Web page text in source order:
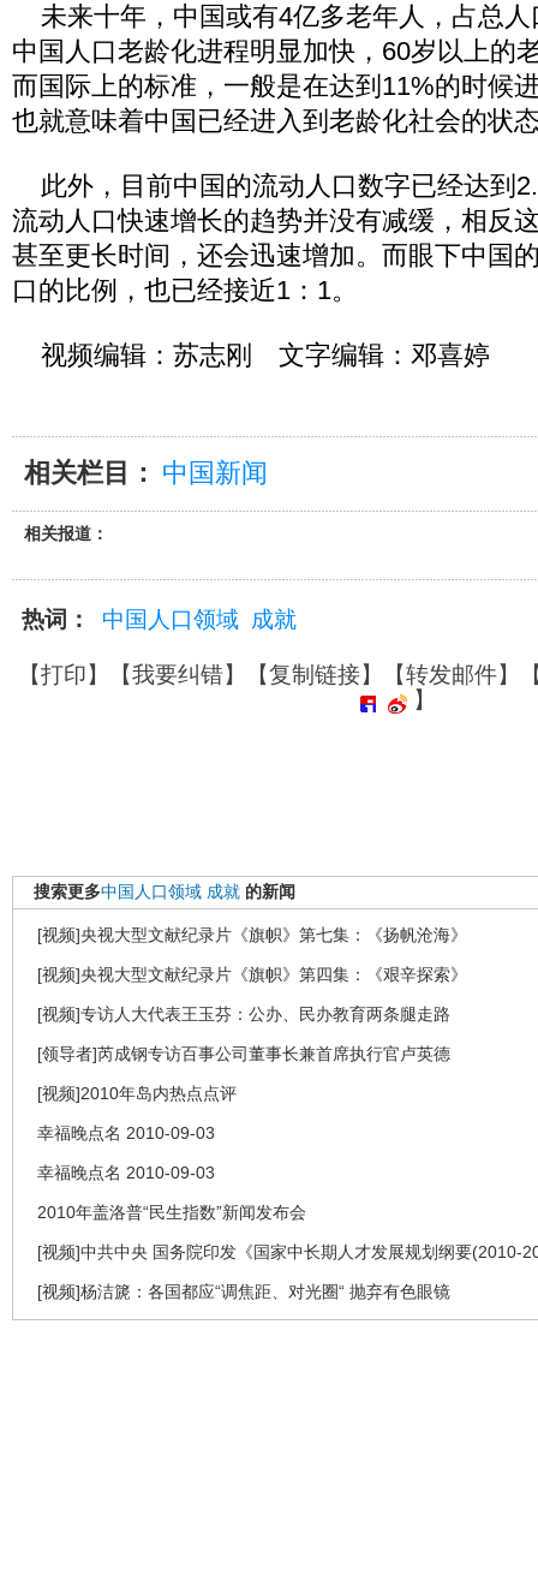
未来十年，中国或有4亿多老年人，占总人
中国人口老龄化进程明显加快，60岁以上的
而国际上的标准，一般是在达到11%的时候
也就意味着中国已经进入到老龄化社会的状
此外，目前中国的流动人口数字已经达到
流动人口快速增长的趋势并没有减缓，相反
甚至更长时间，还会迅速增加。而眼下中国
口的比例，也已经接近1：1。
视频编辑：苏志刚 文字编辑：邓喜婷
相关栏目： 中国新闻
相关报道：
热词： 中国人口领域 成就
【打印】【我要纠错】【复制链接】【转发邮件】
】
搜索更多中国人口领域 成就 的新闻
[视频]央视大型文献纪录片《旗帜》第七集：《扬帆沧海》
[视频]央视大型文献纪录片《旗帜》第四集：《艰辛探索》
[视频]专访人大代表王玉芬：公办、民办教育两条腿走路
[领导者]芮成钢专访百事公司董事长兼首席执行官卢英德
[视频]2010年岛内热点点评
幸福晚点名 2010-09-03
幸福晚点名 2010-09-03
2010年盖洛普“民生指数”新闻发布会
[视频]中共中央 国务院印发《国家中长期人才发展规划纲要(2010-
[视频]杨洁篪：各国都应“调焦距、对光圈“ 抛弃有色眼镜